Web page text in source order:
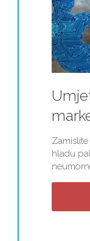
hladu